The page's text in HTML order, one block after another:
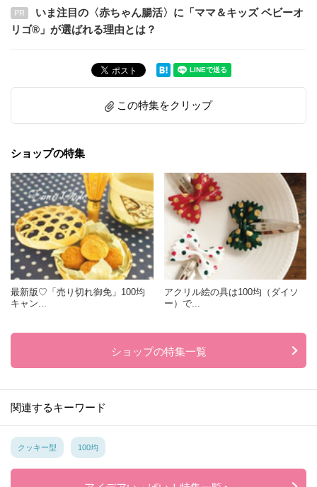
PR
いま注目の〈赤ちゃん腸活〉に「ママ＆キッズ ベビーオ
リゴ®」が選ばれる理由とは？
この特集をクリップ
ショップの特集
最新版♡「売り切れ御免」100均
キャン...
アクリル絵の具は100均（ダイソ
ー）で...
ショップの特集一覧
関連するキーワード
クッキー型 100均